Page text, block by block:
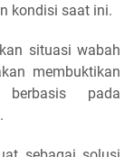
kondisi saat ini.
situasi wabah
membuktikan
pada